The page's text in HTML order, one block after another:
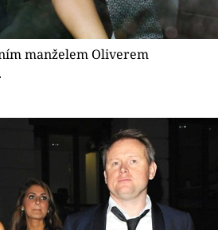
manželem Oliverem